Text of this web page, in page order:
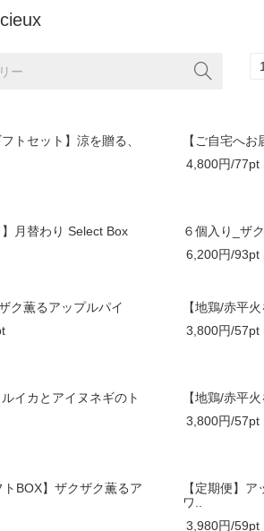
トセット】涼を贈る、
【ご自宅へ
4,800円/77pt
】月替わり Select Box
６個入り_ザ
6,200円/93pt
ク薫るアップルパイ
【地鶏/赤平
3,800円/57pt
ルイカとアイヌネギのト
【地鶏/赤平
3,800円/57pt
トBOX】ザクザク薫るア
【定期便】
ワ..
3,980円/59pt